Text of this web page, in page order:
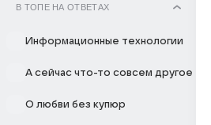
В ТОПЕ НА ОТВЕТАХ
Информационные технологии
А сейчас что-то совсем другое
О любви без купюр